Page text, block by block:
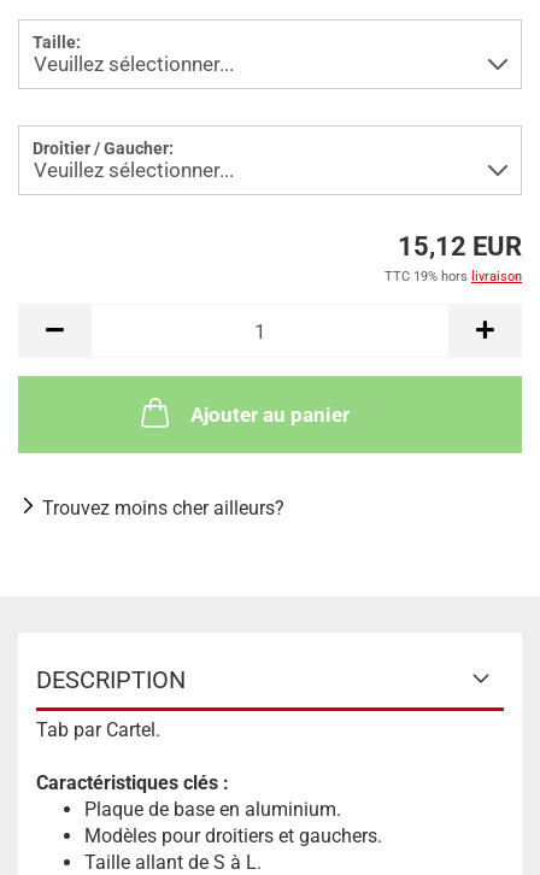
Taille:
Droitier / Gaucher:
15,12 EUR
TTC 19% hors livraison
Ajouter au panier
Trouvez moins cher ailleurs?
DESCRIPTION
Tab par Cartel.
Caractéristiques clés :
Plaque de base en aluminium.
Modèles pour droitiers et gauchers.
Taille allant de S à L.